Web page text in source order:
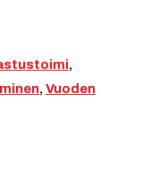
,
, Vuoden